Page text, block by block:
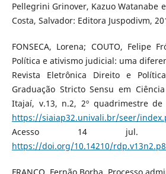
Pellegrini Grinover, Kazuo Watanabe
Costa, Salvador: Editora Juspodivm,
FONSECA, Lorena; COUTO, Felipe
Política e ativismo judicial: uma
Revista Eletrônica Direito e
Graduação Stricto Sensu em
Itajaí, v.13, n.2, 2º quadrimestre de
https://siaiap32.univali.br/seer/
Acesso 14 jul.
https://doi.org/10.14210/